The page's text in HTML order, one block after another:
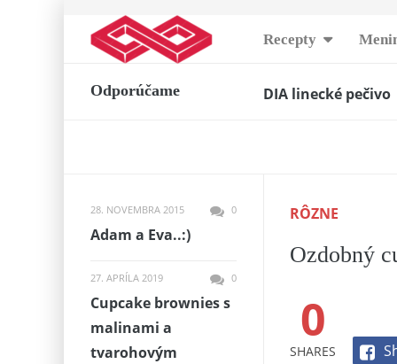
Recepty
Odporúčame
Jednoducho
Lahodný kurací
Báječné a
Americké lievance
RÔZNE
Ozdobný
0
SHARES
28. NOVEMBRA 2015 0
Adam a Eva..:)
27. APRÍLA 2019 0
Cupcake brownies s
malinami a
tvarohovým